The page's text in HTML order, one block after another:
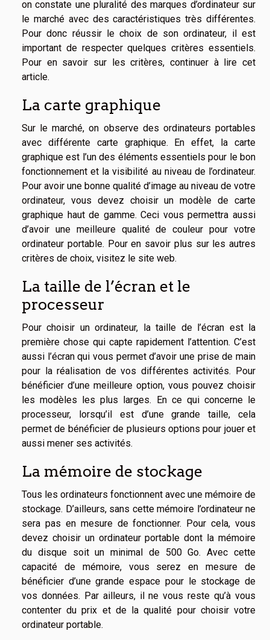
on constate une pluralité des marques d’ordinateur sur
le marché avec des caractéristiques très différentes.
Pour donc réussir le choix de son ordinateur, il est
important de respecter quelques critères essentiels.
Pour en savoir sur les critères, continuer à lire cet
article.
La carte graphique
Sur le marché, on observe des ordinateurs portables
avec différente carte graphique. En effet, la carte
graphique est l’un des éléments essentiels pour le bon
fonctionnement et la visibilité au niveau de l’ordinateur.
Pour avoir une bonne qualité d’image au niveau de votre
ordinateur, vous devez choisir un modèle de carte
graphique haut de gamme. Ceci vous permettra aussi
d’avoir une meilleure qualité de couleur pour votre
ordinateur portable. Pour en savoir plus sur les autres
critères de choix, visitez le site web.
La taille de l’écran et le
processeur
Pour choisir un ordinateur, la taille de l’écran est la
première chose qui capte rapidement l’attention. C’est
aussi l’écran qui vous permet d’avoir une prise de main
pour la réalisation de vos différentes activités. Pour
bénéficier d’une meilleure option, vous pouvez choisir
les modèles les plus larges. En ce qui concerne le
processeur, lorsqu’il est d’une grande taille, cela
permet de bénéficier de plusieurs options pour jouer et
aussi mener ses activités.
La mémoire de stockage
Tous les ordinateurs fonctionnent avec une mémoire de
stockage. D’ailleurs, sans cette mémoire l’ordinateur ne
sera pas en mesure de fonctionner. Pour cela, vous
devez choisir un ordinateur portable dont la mémoire
du disque soit un minimal de 500 Go. Avec cette
capacité de mémoire, vous serez en mesure de
bénéficier d’une grande espace pour le stockage de
vos données. Par ailleurs, il ne vous reste qu’à vous
contenter du prix et de la qualité pour choisir votre
ordinateur portable.